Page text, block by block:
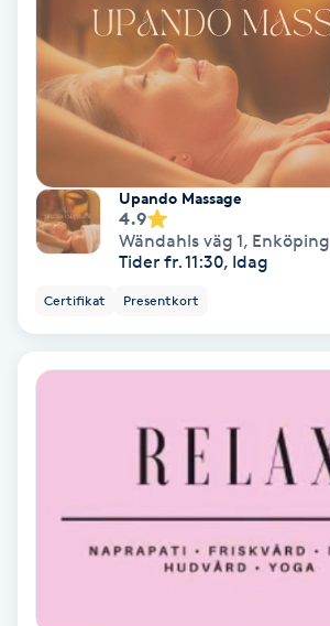
Hyperhidros
Hypnos
Hårborttagning
Hårbottenbehandling
Idrottsmassage
Upando Massage
4.9
Wändahls väg 1, Enköping
Tider fr. 11:30, Idag
Certifikat Presentkort